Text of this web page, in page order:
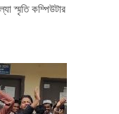
স্মৃতি কম্পিউটার